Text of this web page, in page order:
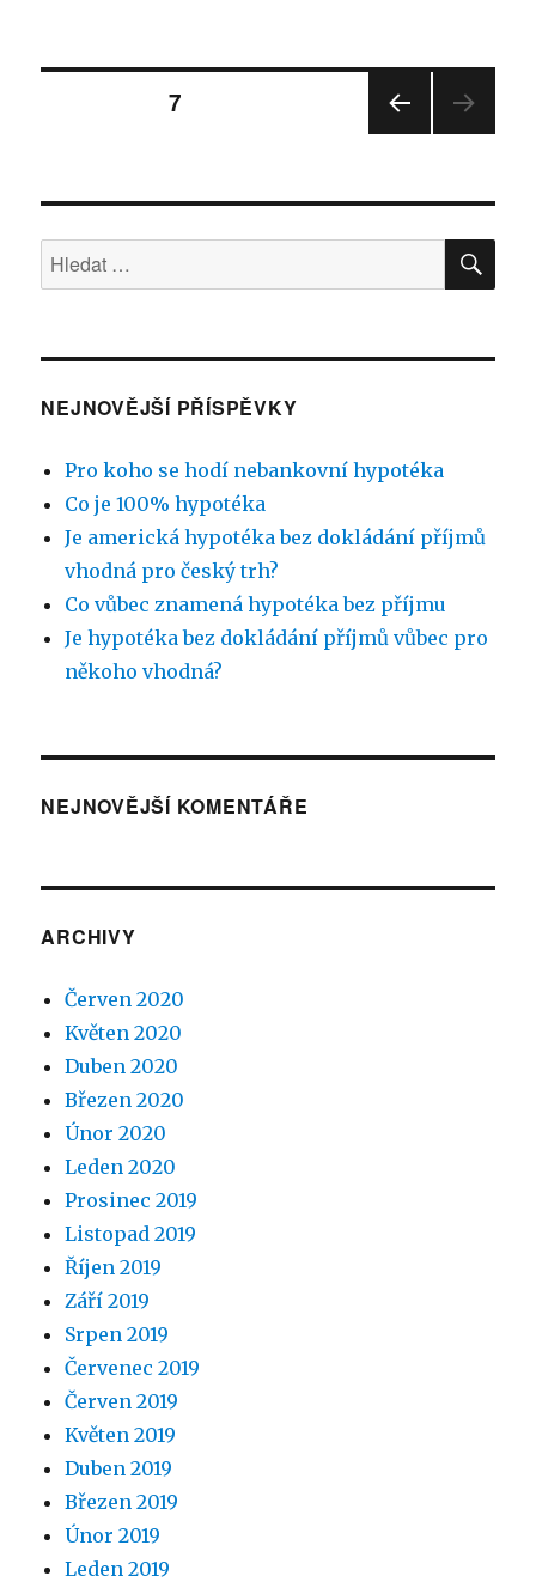
názvem
každý
Stránkování
STRÁ
NKA
STRÁNKA:7
Hledat:
NEJNOVĚJŠÍ PŘÍSPĚVKY
Pro koho se hodí nebankovní hypotéka
Co je 100% hypotéka
Je americká hypotéka bez dokládání příjmů
vhodná pro český trh?
Co vůbec znamená hypotéka bez příjmu
Je hypotéka bez dokládání příjmů vůbec pro
někoho vhodná?
NEJNOVĚJŠÍ KOMENTÁŘE
ARCHIVY
Červen 2020
Květen 2020
Duben 2020
Březen 2020
Únor 2020
Leden 2020
Prosinec 2019
Listopad 2019
Říjen 2019
Září 2019
Srpen 2019
Červenec 2019
Červen 2019
Květen 2019
Duben 2019
Březen 2019
Únor 2019
Leden 2019